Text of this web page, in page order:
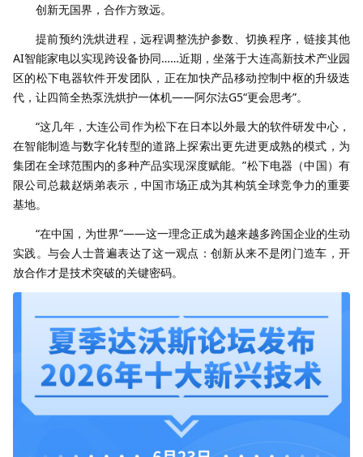
创新无国界，合作方致远。
提前预约洗烘进程，远程调整洗护参数、切换程序，链接其他
AI智能家电以实现跨设备协同……近期，坐落于大连高新技术产业园
区的松下电器软件开发团队，正在加快产品移动控制中枢的升级迭
代，让四筒全热泵洗烘护一体机——阿尔法G5“更会思考”。
“这几年，大连公司作为松下在日本以外最大的软件研发中心，
在智能制造与数字化转型的道路上探索出更先进更成熟的模式，为
集团在全球范围内的多种产品实现深度赋能。”松下电器（中国）有
限公司总裁赵炳弟表示，中国市场正成为其构筑全球竞争力的重要
基地。
“在中国，为世界”——这一理念正成为越来越多跨国企业的生动
实践。与会人士普遍表达了这一观点：创新从来不是闭门造车，开
放合作才是技术突破的关键密码。